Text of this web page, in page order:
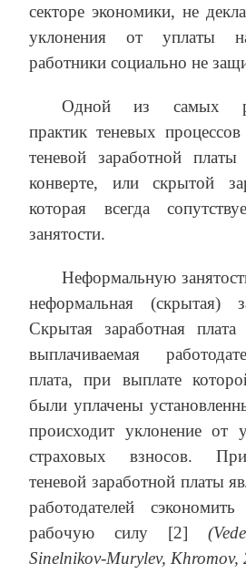
секторе экономики, не
уклонения от уплаты
работники социально не
Одной из самых
практик теневых процессов
теневой заработной
конверте, или скрытой
которая всегда
занятости.
Неформальную
неформальная (скрытая)
Скрытая заработная
выплачиваемая
плата, при выплате
были уплачены
происходит уклонение от
страховых взносов.
теневой заработной платы
работодателей
рабочую силу [2]
Sinelnikov-Murylev, Khromov,